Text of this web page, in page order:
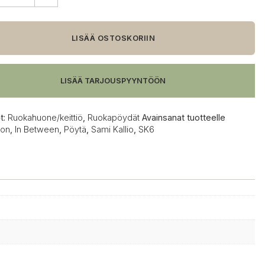
LISÄÄ OSTOSKORIIN
LISÄÄ TARJOUSPYYNTÖÖN
Ruokahuone/keittiö Ruokapöydät Avainsanat tuotteelle
In Between Pöytä Sami Kallio SK6